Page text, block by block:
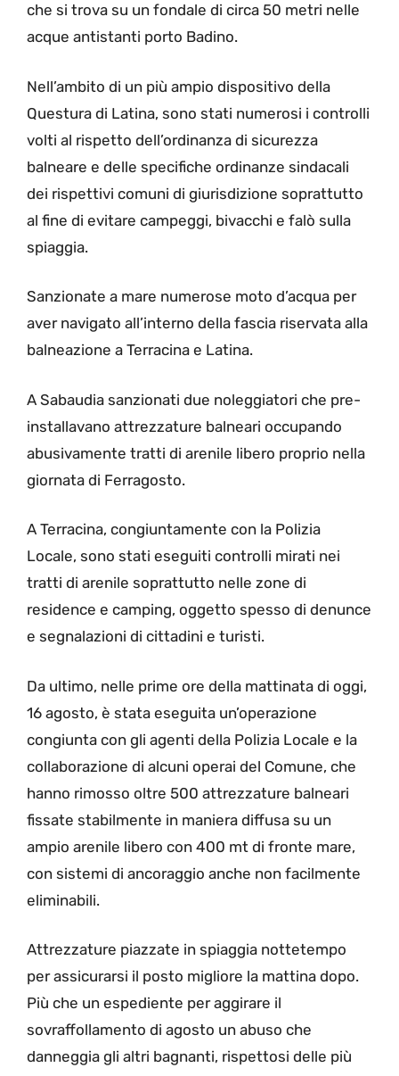
che si trova su un fondale di circa 50 metri nelle
acque antistanti porto Badino.
Nell’ambito di un più ampio dispositivo della
Questura di Latina, sono stati numerosi i controlli
volti al rispetto dell’ordinanza di sicurezza
balneare e delle specifiche ordinanze sindacali
dei rispettivi comuni di giurisdizione soprattutto
al fine di evitare campeggi, bivacchi e falò sulla
spiaggia.
Sanzionate a mare numerose moto d’acqua per
aver navigato all’interno della fascia riservata alla
balneazione a Terracina e Latina.
A Sabaudia sanzionati due noleggiatori che pre-
installavano attrezzature balneari occupando
abusivamente tratti di arenile libero proprio nella
giornata di Ferragosto.
A Terracina, congiuntamente con la Polizia
Locale, sono stati eseguiti controlli mirati nei
tratti di arenile soprattutto nelle zone di
residence e camping, oggetto spesso di denunce
e segnalazioni di cittadini e turisti.
Da ultimo, nelle prime ore della mattinata di oggi,
16 agosto, è stata eseguita un’operazione
congiunta con gli agenti della Polizia Locale e la
collaborazione di alcuni operai del Comune, che
hanno rimosso oltre 500 attrezzature balneari
fissate stabilmente in maniera diffusa su un
ampio arenile libero con 400 mt di fronte mare,
con sistemi di ancoraggio anche non facilmente
eliminabili.
Attrezzature piazzate in spiaggia nottetempo
per assicurarsi il posto migliore la mattina dopo.
Più che un espediente per aggirare il
sovraffollamento di agosto un abuso che
danneggia gli altri bagnanti, rispettosi delle più